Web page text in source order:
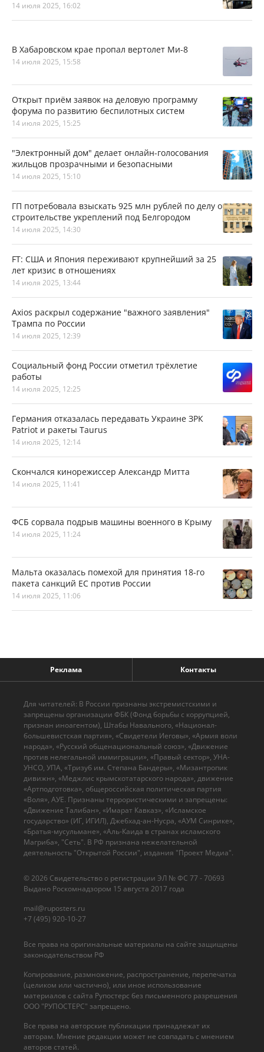
14 июля 2025, 16:02
В Хабаровском крае пропал вертолет Ми-8
14 июля 2025, 15:58
Открыт приём заявок на деловую программу
форума по развитию беспилотных систем
14 июля 2025, 15:25
"Электронный дом" делает онлайн-голосования
жильцов прозрачными и безопасными
14 июля 2025, 15:10
ГП потребовала взыскать 925 млн рублей по делу о
строительстве укреплений под Белгородом
14 июля 2025, 14:30
FT: США и Япония переживают крупнейший за 25
лет кризис в отношениях
14 июля 2025, 13:44
Axios раскрыл содержание "важного заявления"
Трампа по России
14 июля 2025, 12:39
Социальный фонд России отметил трёхлетие
работы
14 июля 2025, 12:25
Германия отказалась передавать Украине ЗРК
Patriot и ракеты Taurus
14 июля 2025, 12:14
Скончался кинорежиссер Александр Митта
14 июля 2025, 11:41
ФСБ сорвала подрыв машины военного в Крыму
14 июля 2025, 11:24
Мальта оказалась помехой для принятия 18-го
пакета санкций ЕС против России
14 июля 2025, 11:06
Реклама Контакты
Все права на оригинальные материалы на сайте защищены
законодательством РФ
Копирование, размножение, распространение, перепечатка
(целиком или частично), или иное использование
материалов с сайта Рупостерс без письменного разрешения
ООО "РУПОСТЕРС" запрещено.
Все права на авторские публикации принадлежат их
авторам. Мнение редакции может не совпадать с мнением
авторов статей.
© 2026 Cвидетельство о регистрации ЭЛ № ФС 77 - 70693
Выдано Роскомнадзором 15 августа 2017 года
mail@ruposters.ru
+7 (495) 920-10-27
Для читателей: В России признаны экстремистскими и
запрещены организации ФБК (Фонд борьбы с коррупцией,
признан иноагентом), Штабы Навального, «Национал-
большевистская партия», «Свидетели Иеговы», «Армия воли
народа», «Русский общенациональный союз», «Движение
против нелегальной иммиграции», «Правый сектор», УНА-
УНСО, УПА, «Тризуб им. Степана Бандеры», «Мизантропик
дивижн», «Меджлис крымскотатарского народа», движение
«Артподготовка», общероссийская политическая партия
«Воля», АУЕ. Признаны террористическими и запрещены:
«Движение Талибан», «Имарат Кавказ», «Исламское
государство» (ИГ, ИГИЛ), Джебхад-ан-Нусра, «АУМ Синрике»,
«Братья-мусульмане», «Аль-Каида в странах исламского
Магриба», "Сеть". В РФ признана нежелательной
деятельность "Открытой России", издания "Проект Медиа".